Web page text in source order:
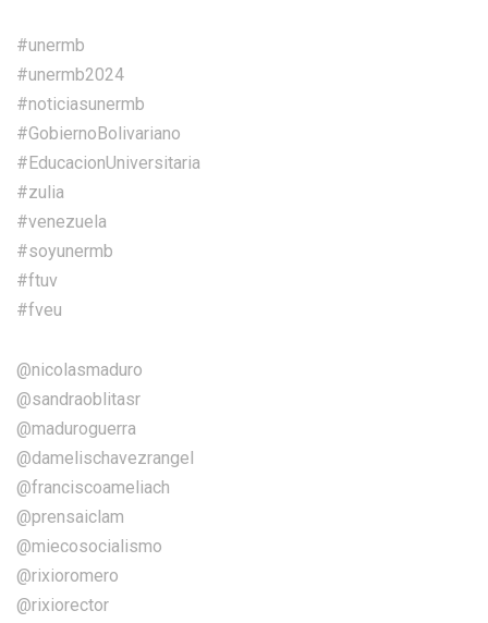
#unermb
#unermb2024
#noticiasunermb
#GobiernoBolivariano
#EducacionUniversitaria
#zulia
#venezuela
#soyunermb
#ftuv
#fveu
@nicolasmaduro
@sandraoblitasr
@maduroguerra
@damelischavezrangel
@franciscoameliach
@prensaiclam
@miecosocialismo
@rixioromero
@rixiorector